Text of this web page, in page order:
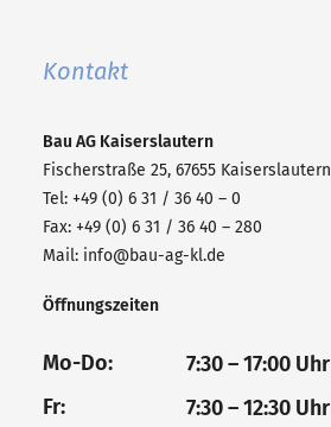
Kontakt
Bau AG Kaiserslautern
Fischerstraße 25, 67655 Kaiserslautern
Tel: +49 (0) 6 31 / 36 40 – 0
Fax: +49 (0) 6 31 / 36 40 – 280
Mail: info@bau-ag-kl.de
Öffnungszeiten
Mo-Do:
7:30 – 17:00 Uhr
Fr:
7:30 – 12:30 Uhr